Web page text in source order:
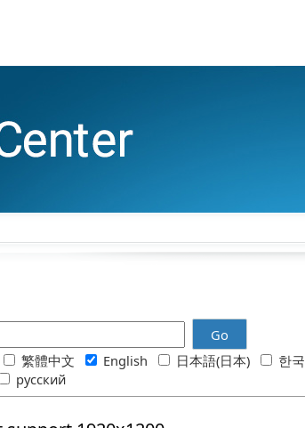
Go
繁體中文 English 日本語(日本) 한
русский